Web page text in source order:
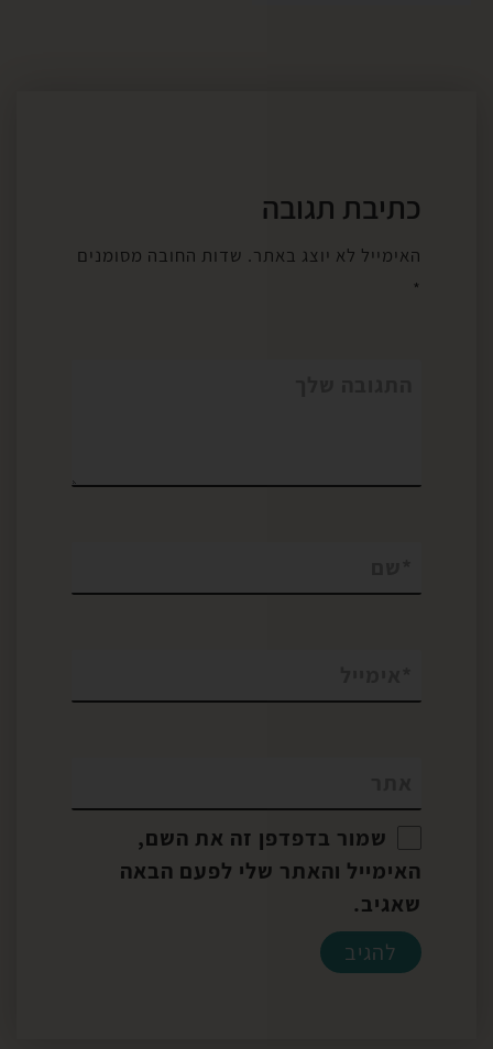
כתיבת תגובה
האימייל לא יוצג באתר. שדות החובה מסומנים
*
שמור בדפדפן זה את השם,
האימייל והאתר שלי לפעם הבאה
שאגיב.